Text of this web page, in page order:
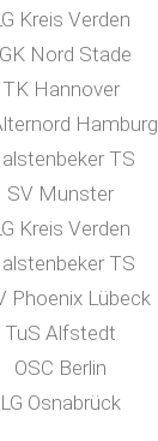
Kreis Verden
Nord Stade
TK Hannover
Hamburg
TS
SV Munster
Kreis Verden
TS
Phoenix Lübeck
TuS Alfstedt
OSC Berlin
LG Osnabrück